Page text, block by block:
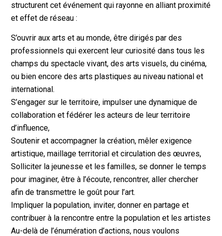
structurent cet événement qui rayonne en alliant proximité
et effet de réseau :
S’ouvrir aux arts et au monde, être dirigés par des
professionnels qui exercent leur curiosité dans tous les
champs du spectacle vivant, des arts visuels, du cinéma,
ou bien encore des arts plastiques au niveau national et
international.
S’engager sur le territoire, impulser une dynamique de
collaboration et fédérer les acteurs de leur territoire
d’influence,
Soutenir et accompagner la création, mêler exigence
artistique, maillage territorial et circulation des œuvres,
Solliciter la jeunesse et les familles, se donner le temps
pour imaginer, être à l’écoute, rencontrer, aller chercher
afin de transmettre le goût pour l’art.
Impliquer la population, inviter, donner en partage et
contribuer à la rencontre entre la population et les artistes
Au-delà de l’énumération d’actions, nous voulons